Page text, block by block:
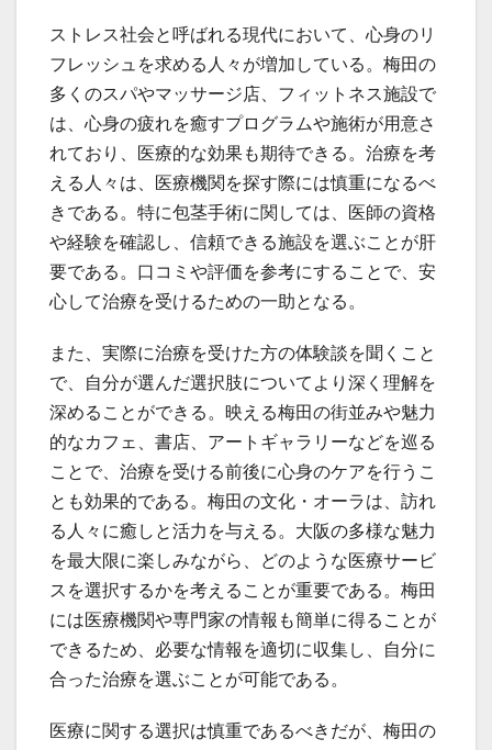
ストレス社会と呼ばれる現代において、心身のリ
フレッシュを求める人々が増加している。梅田の
多くのスパやマッサージ店、フィットネス施設で
は、心身の疲れを癒すプログラムや施術が用意さ
れており、医療的な効果も期待できる。治療を考
える人々は、医療機関を探す際には慎重になるべ
きである。特に包茎手術に関しては、医師の資格
や経験を確認し、信頼できる施設を選ぶことが肝
要である。口コミや評価を参考にすることで、安
心して治療を受けるための一助となる。
また、実際に治療を受けた方の体験談を聞くこと
で、自分が選んだ選択肢についてより深く理解を
深めることができる。映える梅田の街並みや魅力
的なカフェ、書店、アートギャラリーなどを巡る
ことで、治療を受ける前後に心身のケアを行うこ
とも効果的である。梅田の文化・オーラは、訪れ
る人々に癒しと活力を与える。大阪の多様な魅力
を最大限に楽しみながら、どのような医療サービ
スを選択するかを考えることが重要である。梅田
には医療機関や専門家の情報も簡単に得ることが
できるため、必要な情報を適切に収集し、自分に
合った治療を選ぶことが可能である。
医療に関する選択は慎重であるべきだが、梅田の